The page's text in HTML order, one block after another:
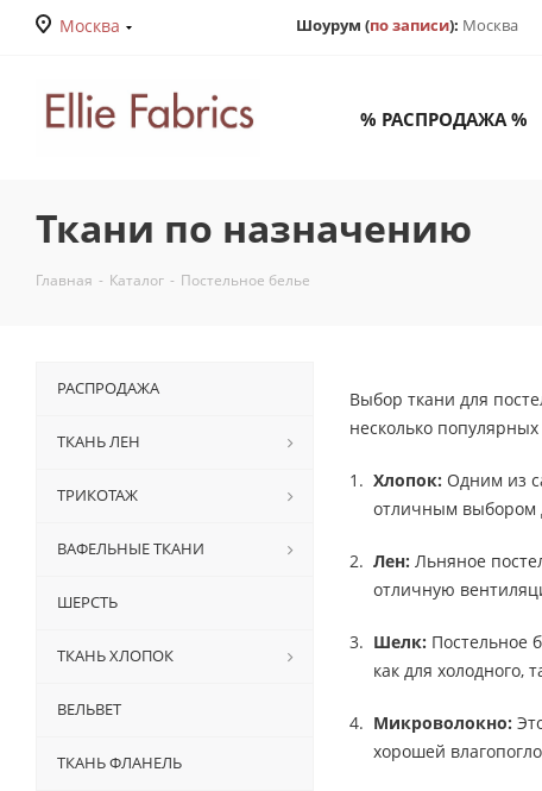
Москва Шоурум (по записи): Москва
% РАСПРОДАЖА %
Ткани по назначению
Главная - Каталог - Постельное белье
Выбор ткани для
несколько
Хлопок: Одним из
отличным выбором
Лен: Льняное
отличную
Шелк: Постельное
как для
Микроволокно:
хорошей
РАСПРОДАЖА
ТКАНЬ ЛЕН
ТРИКОТАЖ
ВАФЕЛЬНЫЕ ТКАНИ
ШЕРСТЬ
ТКАНЬ ХЛОПОК
ВЕЛЬВЕТ
ТКАНЬ ФЛАНЕЛЬ